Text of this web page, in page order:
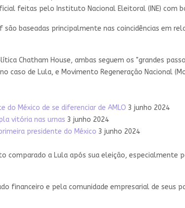
feitas pelo Instituto Nacional Eleitoral (INE) com
baseadas principalmente nas coincidências em
Chatham House, ambas seguem os "grandes
caso de Lula, e Movimento Regeneração Nacional
México de se diferenciar de AMLO 3 junho 2024
vitória nas urnas 3 junho 2024
presidente do México 3 junho 2024
comparado a Lula após sua eleição, especialmente
financeiro e pela comunidade empresarial de seus